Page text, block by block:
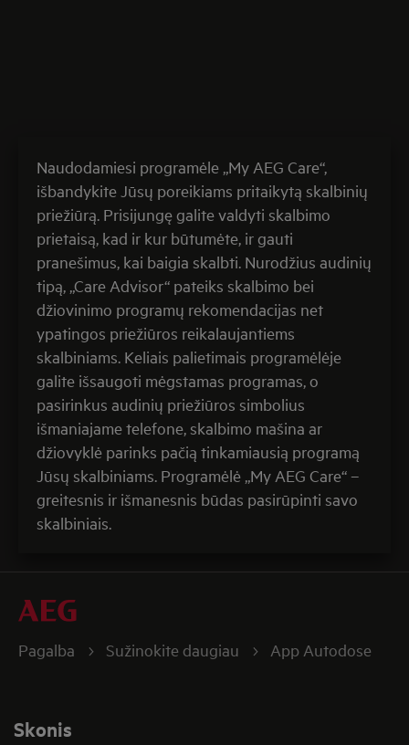
Naudodamiesi programėle „My AEG Care“,
išbandykite Jūsų poreikiams pritaikytą skalbinių
priežiūrą. Prisijungę galite valdyti skalbimo
prietaisą, kad ir kur būtumėte, ir gauti
pranešimus, kai baigia skalbti. Nurodžius audinių
tipą, „Care Advisor“ pateiks skalbimo bei
džiovinimo programų rekomendacijas net
ypatingos priežiūros reikalaujantiems
skalbiniams. Keliais palietimais programėlėje
galite išsaugoti mėgstamas programas, o
pasirinkus audinių priežiūros simbolius
išmaniajame telefone, skalbimo mašina ar
džiovyklė parinks pačią tinkamiausią programą
Jūsų skalbiniams. Programėlė „My AEG Care“ –
greitesnis ir išmanesnis būdas pasirūpinti savo
skalbiniais.
Pagalba Sužinokite daugiau App Autodose
Skonis